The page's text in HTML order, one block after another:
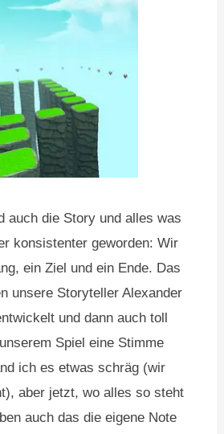
auch die Story und alles was
konsistenter geworden: Wir
ein Ziel und ein Ende. Das
unsere Storyteller Alexander
und dann auch toll
Spiel eine Stimme
ich es etwas schräg (wir
aber jetzt, wo alles so steht
auch das die eigene Note